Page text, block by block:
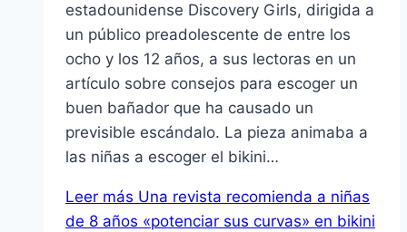
estadounidense Discovery Girls, dirigida a
un público preadolescente de entre los
ocho y los 12 años, a sus lectoras en un
artículo sobre consejos para escoger un
buen bañador que ha causado un
previsible escándalo. La pieza animaba a
las niñas a escoger el bikini…
Leer más Una revista recomienda a niñas
de 8 años «potenciar sus curvas» en bikini